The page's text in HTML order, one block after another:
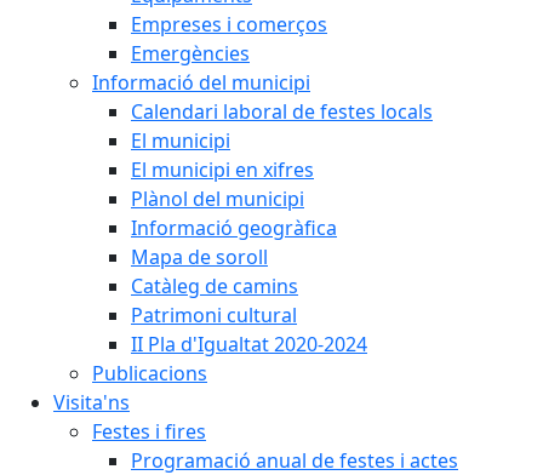
Empreses i comerços
Emergències
Informació del municipi
Calendari laboral de festes locals
El municipi
El municipi en xifres
Plànol del municipi
Informació geogràfica
Mapa de soroll
Catàleg de camins
Patrimoni cultural
II Pla d'Igualtat 2020-2024
Publicacions
Visita'ns
Festes i fires
Programació anual de festes i actes